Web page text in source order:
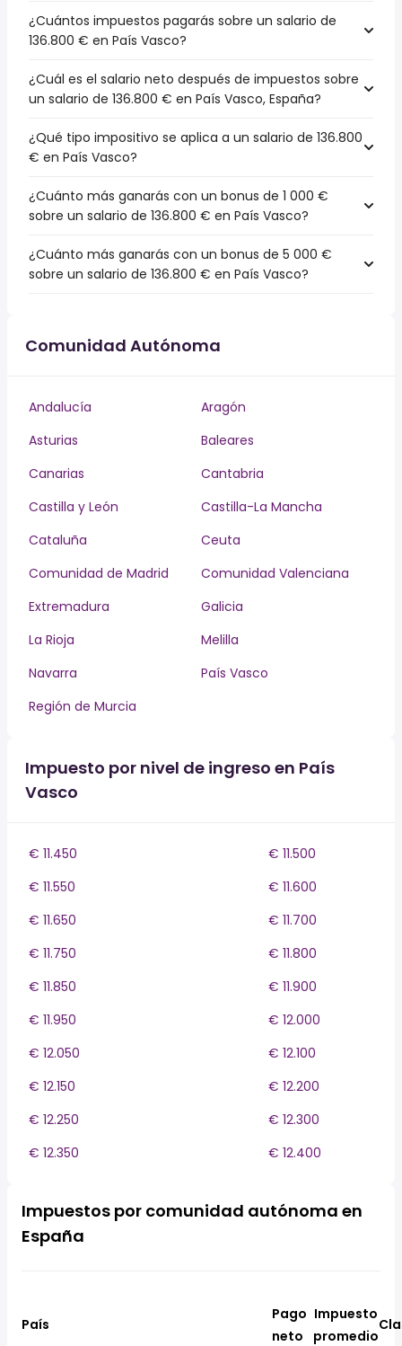
¿Cuántos impuestos pagarás sobre un salario de
136.800 € en País Vasco?
¿Cuál es el salario neto después de impuestos sobre
un salario de 136.800 € en País Vasco, España?
¿Qué tipo impositivo se aplica a un salario de 136.800
€ en País Vasco?
¿Cuánto más ganarás con un bonus de 1 000 €
sobre un salario de 136.800 € en País Vasco?
¿Cuánto más ganarás con un bonus de 5 000 €
sobre un salario de 136.800 € en País Vasco?
Comunidad Autónoma
Andalucía
Aragón
Asturias
Baleares
Canarias
Cantabria
Castilla y León
Castilla-La Mancha
Cataluña
Ceuta
Comunidad de Madrid
Comunidad Valenciana
Extremadura
Galicia
La Rioja
Melilla
Navarra
País Vasco
Región de Murcia
Impuesto por nivel de ingreso en País
Vasco
€ 11.450
€ 11.500
€ 11.550
€ 11.600
€ 11.650
€ 11.700
€ 11.750
€ 11.800
€ 11.850
€ 11.900
€ 11.950
€ 12.000
€ 12.050
€ 12.100
€ 12.150
€ 12.200
€ 12.250
€ 12.300
€ 12.350
€ 12.400
Impuestos por comunidad autónoma en
España
País
Pago
neto
Impuesto
promedio